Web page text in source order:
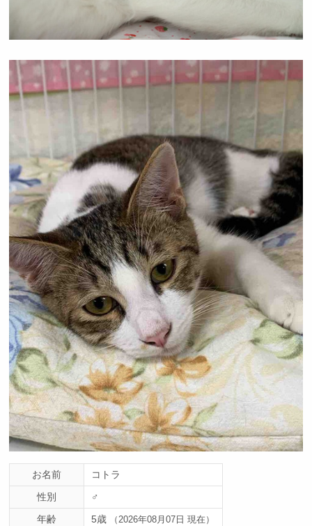
お名前
コトラ
性別
♂
年齢
5歳 （2026年08月07日 現在）